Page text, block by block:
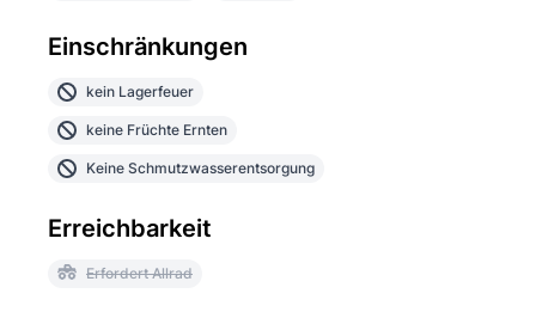
Einschränkungen
kein Lagerfeuer
keine Früchte Ernten
Keine Schmutzwasserentsorgung
Erreichbarkeit
Erfordert Allrad